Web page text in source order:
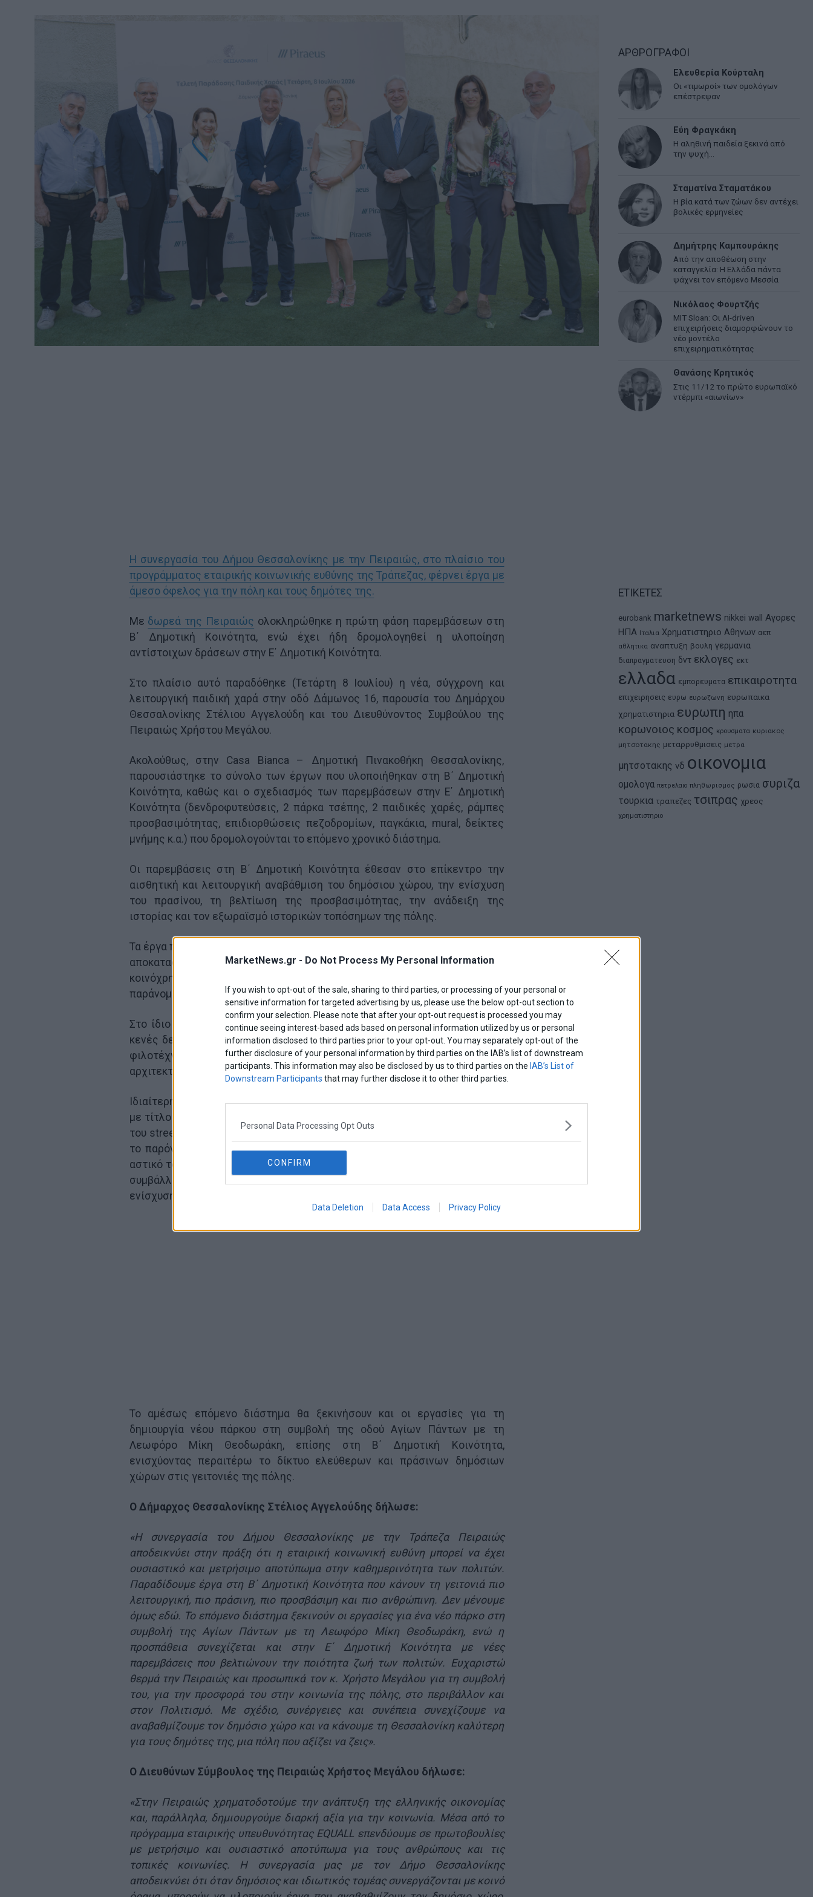
MarketNews.gr - Do Not Process My Personal Information
If you wish to opt-out of the sale, sharing to third parties, or processing of your personal or
sensitive information for targeted advertising by us, please use the below opt-out section to
confirm your selection. Please note that after your opt-out request is processed you may
continue seeing interest-based ads based on personal information utilized by us or personal
information disclosed to third parties prior to your opt-out. You may separately opt-out of the
further disclosure of your personal information by third parties on the IAB’s list of downstream
participants. This information may also be disclosed by us to third parties on the IAB’s List of
Downstream Participants that may further disclose it to other third parties.
Personal Data Processing Opt Outs
CONFIRM
Data Deletion Data Access Privacy Policy
Η συνεργασία του Δήμου Θεσσαλονίκης με την Πειραιώς, στο πλαίσιο του
προγράμματος εταιρικής κοινωνικής ευθύνης της Τράπεζας, φέρνει έργα με
άμεσο όφελος για την πόλη και τους δημότες της.
Με δωρεά της Πειραιώς ολοκληρώθηκε η πρώτη φάση παρεμβάσεων στη
Β΄ Δημοτική Κοινότητα, ενώ έχει ήδη δρομολογηθεί η υλοποίηση
αντίστοιχων δράσεων στην Ε΄ Δημοτική Κοινότητα.
Στο πλαίσιο αυτό παραδόθηκε (Τετάρτη 8 Ιουλίου) η νέα, σύγχρονη και
λειτουργική παιδική χαρά στην οδό Δάμωνος 16, παρουσία του Δημάρχου
Θεσσαλονίκης Στέλιου Αγγελούδη και του Διευθύνοντος Συμβούλου της
Πειραιώς Χρήστου Μεγάλου.
Ακολούθως, στην Casa Bianca – Δημοτική Πινακοθήκη Θεσσαλονίκης,
παρουσιάστηκε το σύνολο των έργων που υλοποιήθηκαν στη Β΄ Δημοτική
Κοινότητα, καθώς και ο σχεδιασμός των παρεμβάσεων στην Ε΄ Δημοτική
Κοινότητα (δενδροφυτεύσεις, 2 πάρκα τσέπης, 2 παιδικές χαρές, ράμπες
προσβασιμότητας, επιδιορθώσεις πεζοδρομίων, παγκάκια, mural, δείκτες
μνήμης κ.α.) που δρομολογούνται το επόμενο χρονικό διάστημα.
Οι παρεμβάσεις στη Β΄ Δημοτική Κοινότητα έθεσαν στο επίκεντρο την
αισθητική και λειτουργική αναβάθμιση του δημόσιου χώρου, την ενίσχυση
του πρασίνου, τη βελτίωση της προσβασιμότητας, την ανάδειξη της
ιστορίας και τον εξωραϊσμό ιστορικών τοπόσημων της πόλης.
Τα έργα περιελάμβαναν την κατασκευή 56 ραμπών ΑμεΑ σε κεντρικές οδούς,
αποκαταστάσεις φθορών σε πεζοδρόμια, τοποθέτηση 100 παγκακιών σε
κοινόχρηστους χώρους και εμπόδια στάθμευσης για την αποτροπή της
παράνομης στάθμευσης επί των πεζοδρομίων.
Στο ίδιο πλαίσιο υλοποιήθηκε η προμήθεια και φύτευση 350 δέντρων σε
κενές δενδροδόχους και πάρκα της Β΄ Δημοτικής Κοινότητας, καθώς και η
φιλοτέχνηση, προμήθεια και τοποθέτηση εννέα Δεικτών Μνήμης σε κτίρια
αρχιτεκτονικής κληρονομιάς, για την ανάδειξη της ιστορίας της περιοχής.
Ιδιαίτερη θέση στο πρόγραμμα έχει και η καλλιτεχνική τοιχογραφία – mural
με τίτλο «Συνύπαρξη», σε κτίριο επί της πλατείας Δημοκρατίας 12. Το έργο
του street artist Θέμη Κωνσταντινόπουλου συνδέει συμβολικά το παρελθόν,
το παρόν και το μέλλον της Θεσσαλονίκης, αντλώντας έμπνευση από το
αστικό τοπίο, τον Θερμαϊκό και τα βυζαντινά μοτίβα της πόλης. Παράλληλα,
συμβάλλει στην αισθητική αναβάθμιση της δυτικής εισόδου και στην
ενίσχυση της ταυτότητας της περιοχής.
Το αμέσως επόμενο διάστημα θα ξεκινήσουν και οι εργασίες για τη
δημιουργία νέου πάρκου στη συμβολή της οδού Αγίων Πάντων με τη
Λεωφόρο Μίκη Θεοδωράκη, επίσης στη Β΄ Δημοτική Κοινότητα,
ενισχύοντας περαιτέρω το δίκτυο ελεύθερων και πράσινων δημόσιων
χώρων στις γειτονιές της πόλης.
Ο Δήμαρχος Θεσσαλονίκης Στέλιος Αγγελούδης δήλωσε:
«Η συνεργασία του Δήμου Θεσσαλονίκης με την Τράπεζα Πειραιώς
αποδεικνύει στην πράξη ότι η εταιρική κοινωνική ευθύνη μπορεί να έχει
ουσιαστικό και μετρήσιμο αποτύπωμα στην καθημερινότητα των πολιτών.
Παραδίδουμε έργα στη Β΄ Δημοτική Κοινότητα που κάνουν τη γειτονιά πιο
λειτουργική, πιο πράσινη, πιο προσβάσιμη και πιο ανθρώπινη. Δεν μένουμε
όμως εδώ. Το επόμενο διάστημα ξεκινούν οι εργασίες για ένα νέο πάρκο στη
συμβολή της Αγίων Πάντων με τη Λεωφόρο Μίκη Θεοδωράκη, ενώ η
προσπάθεια συνεχίζεται και στην Ε΄ Δημοτική Κοινότητα με νέες
παρεμβάσεις που βελτιώνουν την ποιότητα ζωή των πολιτών. Ευχαριστώ
θερμά την Πειραιώς και προσωπικά τον κ. Χρήστο Μεγάλου για τη συμβολή
του, για την προσφορά του στην κοινωνία της πόλης, στο περιβάλλον και
στον Πολιτισμό. Με σχέδιο, συνέργειες και συνέπεια συνεχίζουμε να
αναβαθμίζουμε τον δημόσιο χώρο και να κάνουμε τη Θεσσαλονίκη καλύτερη
για τους δημότες της, μια πόλη που αξίζει να ζεις».
Ο Διευθύνων Σύμβουλος της Πειραιώς Χρήστος Μεγάλου δήλωσε:
«Στην Πειραιώς χρηματοδοτούμε την ανάπτυξη της ελληνικής οικονομίας
και, παράλληλα, δημιουργούμε διαρκή αξία για την κοινωνία. Μέσα από το
πρόγραμμα εταιρικής υπευθυνότητας EQUALL επενδύουμε σε πρωτοβουλίες
με μετρήσιμο και ουσιαστικό αποτύπωμα για τους ανθρώπους και τις
τοπικές κοινωνίες. Η συνεργασία μας με τον Δήμο Θεσσαλονίκης
αποδεικνύει ότι όταν δημόσιος και ιδιωτικός τομέας συνεργάζονται με κοινό
ΑΡΘΡΟΓΡΑΦΟΙ
Ελευθερία Κούρταλη
Οι «τιμωροί» των ομολόγων
επέστρεψαν
Εύη Φραγκάκη
Η αληθινή παιδεία ξεκινά από
την ψυχή…
Σταματίνα Σταματάκου
Η βία κατά των ζώων δεν αντέχει
βολικές ερμηνείες
Δημήτρης Καμπουράκης
Από την αποθέωση στην
καταγγελία: Η Ελλάδα πάντα
ψάχνει τον επόμενο Μεσσία
Νικόλαος Φουρτζής
MIT Sloan: Οι AI-driven
επιχειρήσεις διαμορφώνουν το
νέο μοντέλο
επιχειρηματικότητας
Θανάσης Κρητικός
Στις 11/12 το πρώτο ευρωπαϊκό
ντέρμπι «αιωνίων»
ΕΤΙΚΕΤΕΣ
eurobank marketnews nikkei wall
Αγορες
ΗΠΑ Ιταλια Χρηματιστηριο Αθηνων αεπ
αθλητικα αναπτυξη βουλη γερμανια
διαπραγματευση δντ εκλογες εκτ
ελλαδα εμπορευματα επικαιροτητα
επιχειρησεις ευρω ευρωζωνη ευρωπαικα
χρηματιστηρια ευρωπη ηπα
κορωνοιος κοσμος κρουσματα κυριακος
μητσοτακης μεταρρυθμισεις μετρα
μητσοτακης νδ οικονομια
ομολογα πετρελαιο πληθωρισμος ρωσια συριζα
τουρκια τραπεζες τσιπρας χρεος
χρηματιστηριο